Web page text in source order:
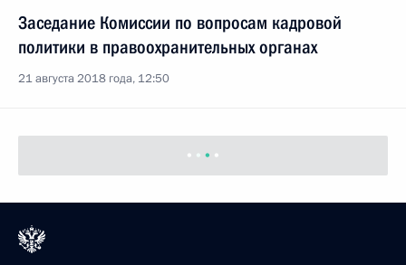
политики в правоохранительных органах
21 августа 2018 года, 12:50
Заседание рабочей группы по подготовке
опережающего социально-экономического
развития Дальнего Востока